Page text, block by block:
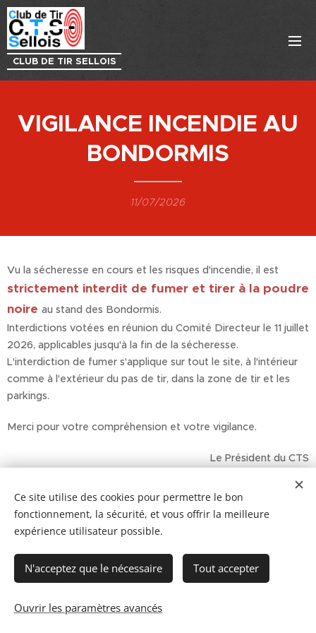
CLUB DE TIR SELLOIS
VIGILANCE INCENDIE AU
BONDORMIS
11/07/2026
Vu la sécheresse en cours et les risques d'incendie, il est
strictement interdit de fumer et tirer à la poudre
noire au stand des Bondormis.
Interdictions votées en réunion du Comité Directeur le 11 juillet
2026, applicables jusqu'à la fin de la sécheresse.
L'interdiction de fumer s'applique sur tout le site, à l'intérieur
comme à l'extérieur du pas de tir, dans la zone de tir et les
parkings.
Merci pour votre compréhension et votre vigilance.
Le Président du CTS
Cookies
Ce site utilise des cookies pour permettre le bon
fonctionnement, la sécurité, et vous offrir la meilleure
expérience utilisateur possible.
N'acceptez que le nécessaire Tout accepter
Ouvrir les paramètres avancés